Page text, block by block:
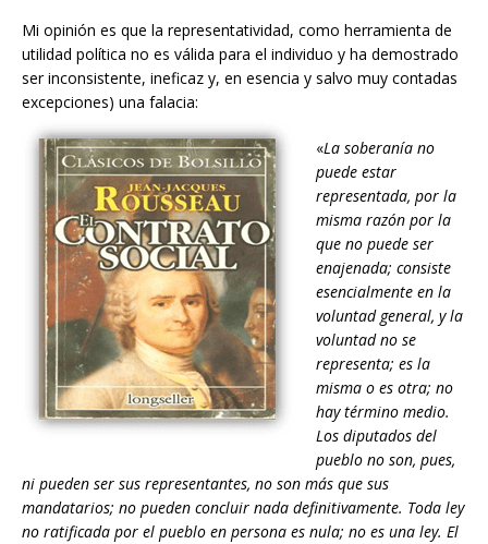
Mi opinión es que la representatividad, como herramienta de
utilidad política no es válida para el individuo y ha demostrado
ser inconsistente, ineficaz y, en esencia y salvo muy contadas
excepciones) una falacia:
«La soberanía no
puede estar
representada, por la
misma razón por la
que no puede ser
enajenada; consiste
esencialmente en la
voluntad general, y la
voluntad no se
representa; es la
misma o es otra; no
hay término medio.
Los diputados del
pueblo no son, pues,
ni pueden ser sus representantes, no son más que sus
mandatarios; no pueden concluir nada definitivamente. Toda ley
no ratificada por el pueblo en persona es nula; no es una ley. El